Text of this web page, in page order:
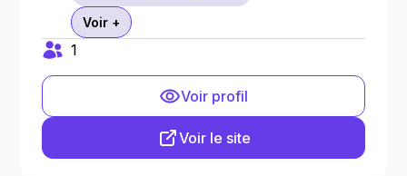
Voir +
1
Voir profil
Voir le site